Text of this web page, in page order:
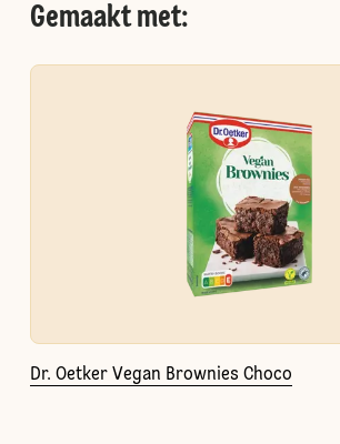
Gemaakt met:
Dr. Oetker Vegan Brownies Choco